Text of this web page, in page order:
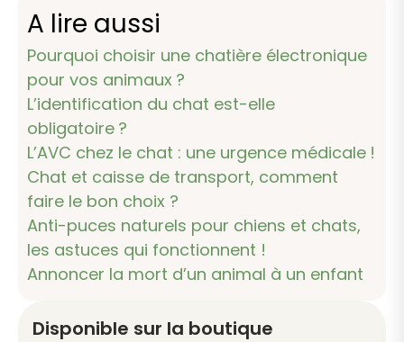
A lire aussi
Pourquoi choisir une chatière électronique
pour vos animaux ?
L’identification du chat est-elle
obligatoire ?
L’AVC chez le chat : une urgence médicale !
Chat et caisse de transport, comment
faire le bon choix ?
Anti-puces naturels pour chiens et chats,
les astuces qui fonctionnent !
Annoncer la mort d’un animal à un enfant
Disponible sur la boutique